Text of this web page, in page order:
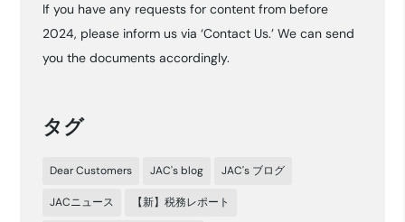
イ
ブ
If you have any requests for content from before
2024, please inform us via ‘Contact Us.’ We can send
you the documents accordingly.
タグ
Dear Customers JAC's blog JAC's ブログ
JACニュース 【新】税務レポート